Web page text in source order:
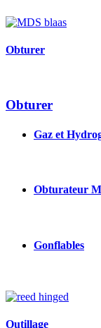
Image
Obturer
Obturer
Gaz et
Obturateur
Gonflables
Image
Outillage